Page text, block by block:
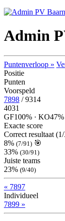
Admin
Puntenverloop »
Positie
Punten
Voorspeld
7898 / 9314
4031
GF100% · KO47%
Exacte score
Correct resultaat
8% (7/91) 🎯
33% (30/91)
Juiste teams
23% (9/40)
« 7897
Individueel
7899 »